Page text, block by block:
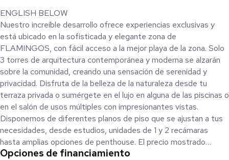
ENGLISH BELOW
Nuestro increíble desarrollo ofrece experiencias exclusivas y
está ubicado en la sofisticada y elegante zona de
FLAMINGOS, con fácil acceso a la mejor playa de la zona. Solo
3 torres de arquitectura contemporánea y moderna se alzarán
sobre la comunidad, creando una sensación de serenidad y
privacidad. Disfruta de la belleza de la naturaleza desde tu
terraza privada o sumérgete en el lujo en alguna de las piscinas o
en el salón de usos múltiples con impresionantes vistas.
Disponemos de diferentes planos de piso que se ajustan a tus
necesidades, desde estudios, unidades de 1 y 2 recámaras
hasta amplias opciones de penthouse. El precio mostrado
incluye un 10% de descuento, con un plan de pagos de 80-20,
Opciones de financiamiento